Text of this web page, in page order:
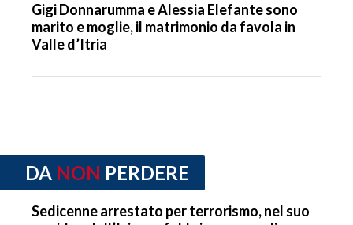
Gigi Donnarumma e Alessia Elefante sono
marito e moglie, il matrimonio da favola in
Valle d’Itria
DA NON PERDERE
Sedicenne arrestato per terrorismo, nel suo